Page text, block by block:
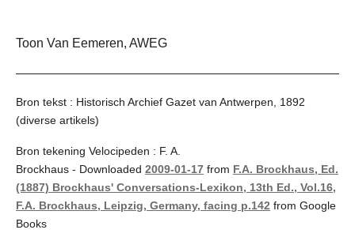
Toon Van Eemeren, AWEG
Bron tekst : Historisch Archief Gazet van Antwerpen, 1892
(diverse artikels)
Bron tekening Velocipeden : F. A.
Brockhaus - Downloaded 2009-01-17 from F.A. Brockhaus, Ed.
(1887) Brockhaus' Conversations-Lexikon, 13th Ed., Vol.16,
F.A. Brockhaus, Leipzig, Germany, facing p.142 from Google
Books